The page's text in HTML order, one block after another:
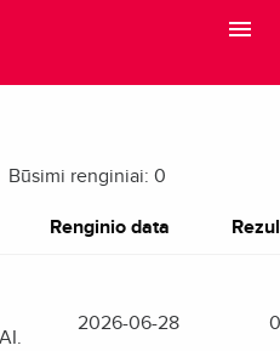
Būsimi renginiai: 0
Renginio data
2026-06-28